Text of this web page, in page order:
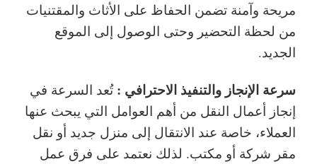
مريحة وآمنة تضمن الحفاظ على الأثاث والمقتنيات
من لحظة التحضير وحتى الوصول إلى الموقع
الجديد.
سرعة الإنجاز والتنفيذ الاحترافي :تُعد السرعة في
إنجاز أعمال النقل من أهم العوامل التي يبحث عنها
العملاء، خاصة عند الانتقال إلى منزل جديد أو نقل
مقر شركة أو مكتب. لذلك نعتمد على فرق عمل